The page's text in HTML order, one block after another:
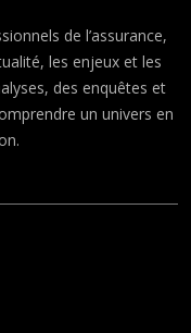
de l’assurance,
les enjeux et les
des enquêtes et
un univers en